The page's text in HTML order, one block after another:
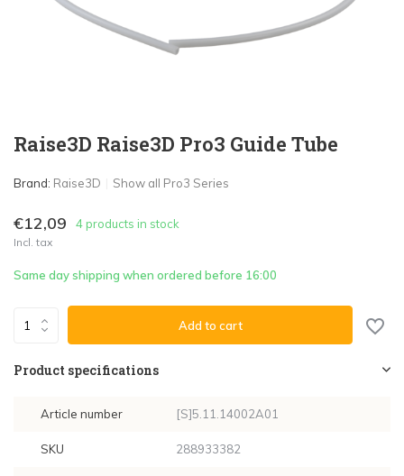
Raise3D Raise3D Pro3 Guide Tube
Brand: Raise3D Show all Pro3 Series
€12,09 4 products in stock
Incl. tax
Same day shipping when ordered before 16:00
Add to cart
Product specifications
Article number [S]5.11.14002A01
SKU 288933382